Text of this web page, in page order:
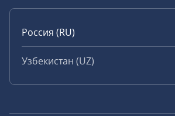
Россия (RU)
Узбекистан (UZ)